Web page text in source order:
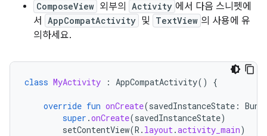
ComposeView 외부의 Activity 에서 다음 스니펫에
서
AppCompatActivity 및 TextView 의 사용에 유
의하세요.
class MyActivity : AppCompatActivity() {
override fun onCreate(savedInstanceState :
super .onCreate(savedInstanceState)
setContentView(R . layout.activity_main)